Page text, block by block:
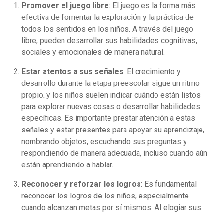
Promover el juego libre: El juego es la forma más
efectiva de fomentar la exploración y la práctica de
todos los sentidos en los niños. A través del juego
libre, pueden desarrollar sus habilidades cognitivas,
sociales y emocionales de manera natural.
Estar atentos a sus señales: El crecimiento y
desarrollo durante la etapa preescolar sigue un ritmo
propio, y los niños suelen indicar cuándo están listos
para explorar nuevas cosas o desarrollar habilidades
específicas. Es importante prestar atención a estas
señales y estar presentes para apoyar su aprendizaje,
nombrando objetos, escuchando sus preguntas y
respondiendo de manera adecuada, incluso cuando aún
están aprendiendo a hablar.
Reconocer y reforzar los logros: Es fundamental
reconocer los logros de los niños, especialmente
cuando alcanzan metas por sí mismos. Al elogiar sus